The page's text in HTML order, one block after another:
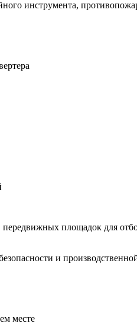
инструмента,
площадок для
и
месте